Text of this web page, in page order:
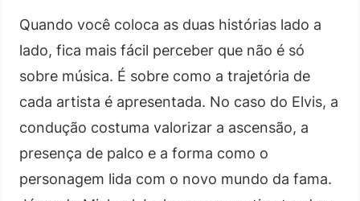
Quando você coloca as duas histórias lado a
lado, fica mais fácil perceber que não é só
sobre música. É sobre como a trajetória de
cada artista é apresentada. No caso do Elvis, a
condução costuma valorizar a ascensão, a
presença de palco e a forma como o
personagem lida com o novo mundo da fama.